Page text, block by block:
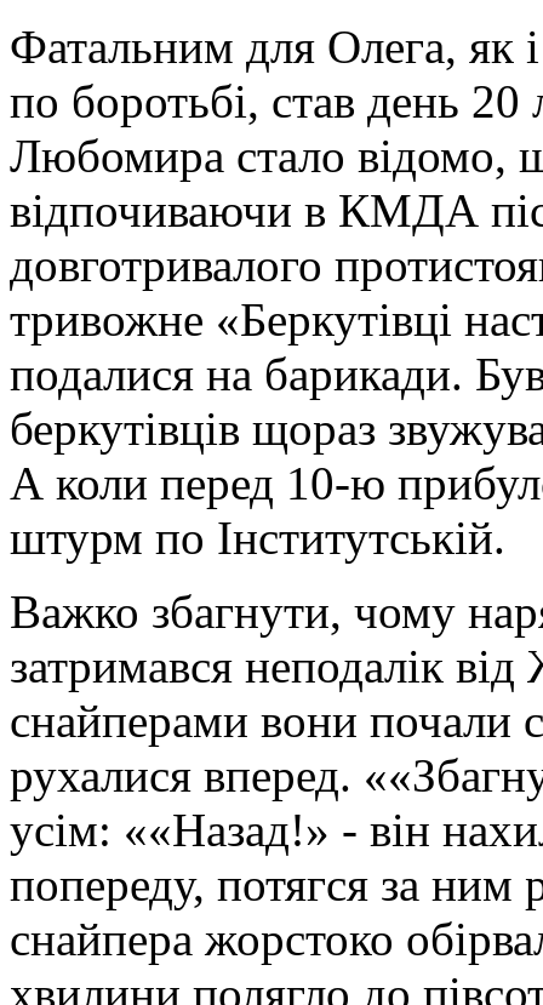
Фатальним для Олега, як
по боротьбі, став день 20
Любомира стало відомо,
відпочиваючи в КМДА
довготривалого
тривожне «Беркутівці
подалися на барикади.
беркутівців щораз
А коли перед 10-ю
штурм по Інститутській.
Важко збагнути, чому
затримався неподалік
снайперами вони почали
рухалися вперед.
усім: ««Назад!» - він
попереду, потягся за ним
снайпера жорстоко
хвилини полягло до